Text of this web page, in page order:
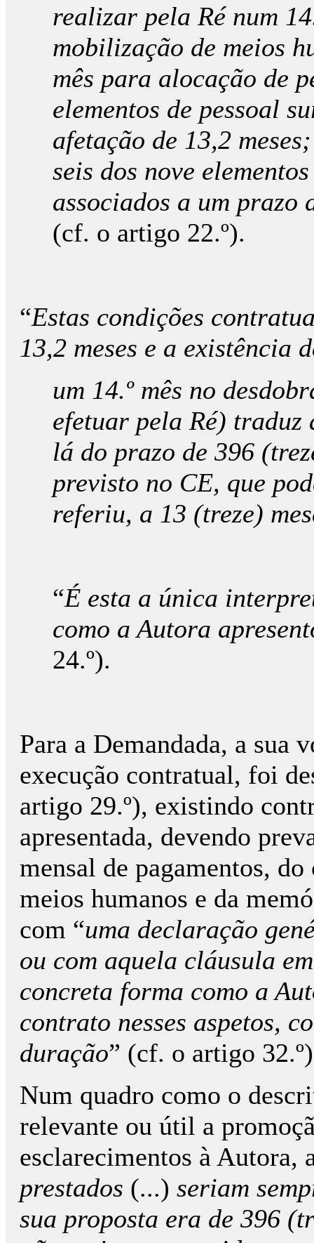
realizar pela Ré num
mobilização de meios
mês para alocação de
elementos de pessoal
afetação de 13,2
seis dos nove
associados a um prazo
(cf. o artigo 22.º).
“Estas condições
13,2 meses e a existência
um 14.º mês no
efetuar pela Ré)
lá do prazo de 396
previsto no CE, que
referiu, a 13 (treze)
“É esta a única
como a Autora
24.º).
Para a Demandada, a sua
execução contratual, foi
artigo 29.º), existindo
apresentada, devendo
mensal de pagamentos,
meios humanos e da
com “uma declaração
ou com aquela cláusula
concreta forma como a
contrato nesses aspetos,
duração” (cf. o artigo
Num quadro como o
relevante ou útil a
esclarecimentos à Autora,
prestados (...) seriam
sua proposta era de 396